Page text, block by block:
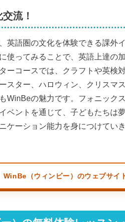
流！
英語圏の文化を体験できる課外
使ってみることで、英語上達の
ーコースでは、クラフトや英検
スター、ハロウィン、クリスマ
WinBeの魅力です。フォニック
ベントを通じて、子どもたちは
ケーション能力を身につけていき
WinBe（ウィンビー）のウェブサイ